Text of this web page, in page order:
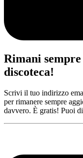
Rimani
discoteca!
Scrivi il tuo indirizzo
per rimanere sempre
davvero. È gratis! Puoi